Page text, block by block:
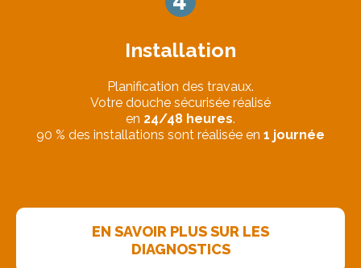
Installation
Planification des travaux.
Votre douche sécurisée réalisé
en 24/48 heures.
90 % des installations sont réalisée en 1 journée
EN SAVOIR PLUS SUR LES
DIAGNOSTICS